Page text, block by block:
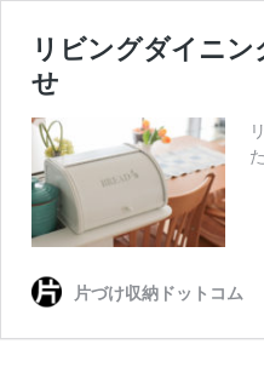
リビングダイニ
せ
片づけ収納ドットコム